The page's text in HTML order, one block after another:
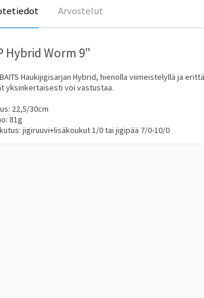
Arvostelut
Hybrid Worm 9"
Haukijigisarjan Hybrid, hienolla viimeistelyllä ja
yksinkertaisesti voi vastustaa.
22,5/30cm
81g
jigiruuvi+lisäkoukut 1/0 tai jigipää 7/0-10/0